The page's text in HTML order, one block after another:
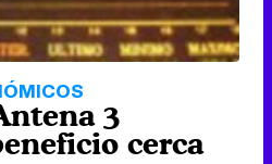
3
cerca